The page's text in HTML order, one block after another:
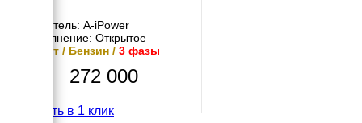
Двигатель: A-iPower
Исполнение: Открытое
12 кВт / Бензин / 3 фазы
272 000
Купить в 1 клик